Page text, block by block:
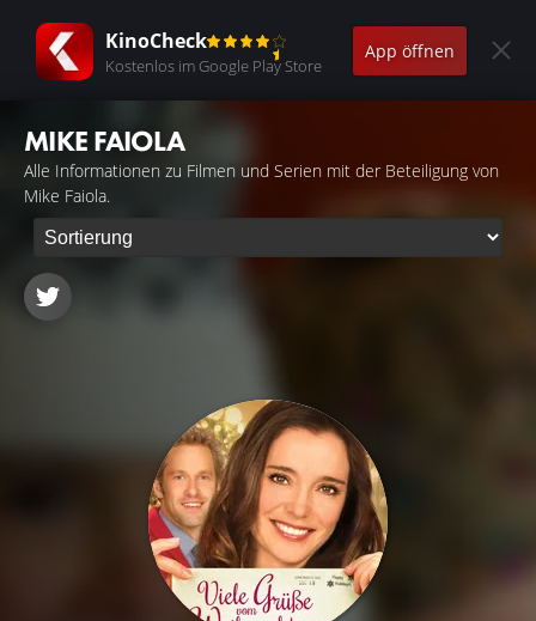
KinoCheck
Kostenlos im Google Play Store
App öffnen
MIKE FAIOLA
Alle Informationen zu Filmen und Serien mit der Beteiligung von
Mike Faiola.